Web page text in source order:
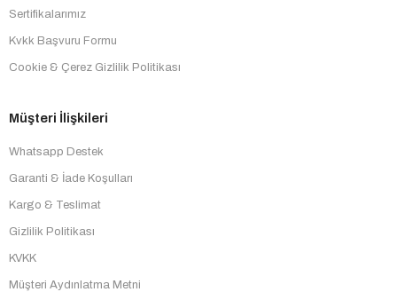
Sertifikalarımız
Kvkk Başvuru Formu
Cookie & Çerez Gizlilik Politikası
Müşteri İlişkileri
Whatsapp Destek
Garanti & İade Koşulları
Kargo & Teslimat
Gizlilik Politikası
KVKK
Müşteri Aydınlatma Metni